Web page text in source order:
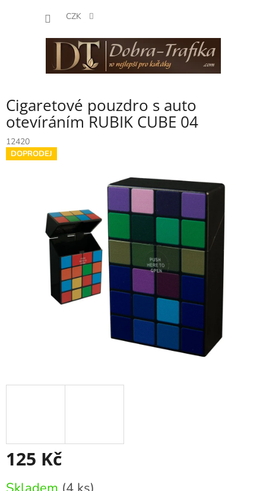
CZK
Cigaretové pouzdro s auto
otevíráním RUBIK CUBE 04
12420
DOPRODEJ
125 Kč